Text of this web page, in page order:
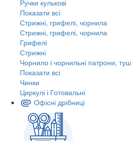
Ручки кулькові
Показати всі
Стрижні, грифелі, чорнила
Стрижні, грифелі, чорнила
Грифелі
Стрижні
Чорнило і чорнильні патрони, туш
Показати всі
Чинки
Циркулі і Готовальні
Офісні дрібниці